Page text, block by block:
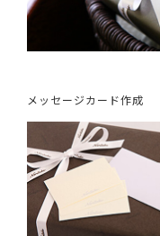
メッセージカード作成